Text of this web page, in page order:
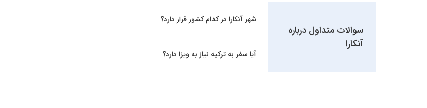
سوالات متداول درباره
آنکارا
شهر آنکارا در کدام کشور قرار دارد؟
آیا سفر به ترکیه نیاز به ویزا دارد؟